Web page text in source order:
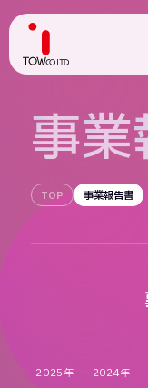
事業
TOP 事業報告書
2025年 2024年